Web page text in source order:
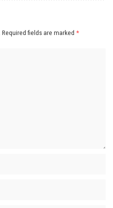
Required fields are marked *